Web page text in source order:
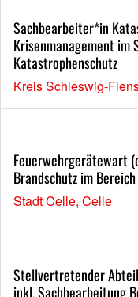
Sachbearbeiter*in
Krisenmanagement im
Katastrophenschutz
Kreis Schleswig-
Feuerwehrgerätewart
Brandschutz im
Stadt Celle, Celle
Stellvertretender
inkl. Sachbearbeitung